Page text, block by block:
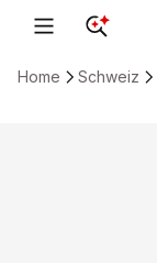
Home Schweiz